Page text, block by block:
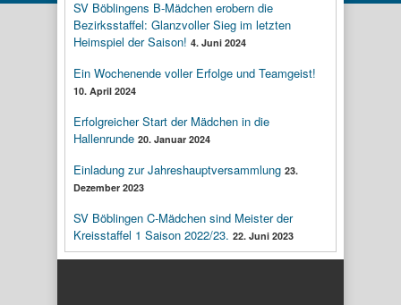
SV Böblingens B-Mädchen erobern die
Bezirksstaffel: Glanzvoller Sieg im letzten
Heimspiel der Saison! 4. Juni 2024
Ein Wochenende voller Erfolge und Teamgeist!
10. April 2024
Erfolgreicher Start der Mädchen in die
Hallenrunde 20. Januar 2024
Einladung zur Jahreshauptversammlung 23.
Dezember 2023
SV Böblingen C-Mädchen sind Meister der
Kreisstaffel 1 Saison 2022/23. 22. Juni 2023